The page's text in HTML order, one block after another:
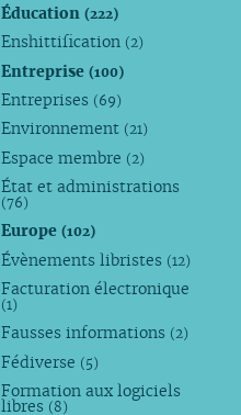
Éducation(222)
Enshittification (2)
Entreprise(100)
Entreprises (69)
Environnement (21)
Espace membre (2)
État et administrations
(76)
Europe(102)
Évènements libristes (12)
Facturation électronique
(1)
Fausses informations (2)
Fédiverse (5)
Formation aux logiciels
libres (8)